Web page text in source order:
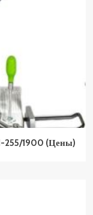
255/1900 (Цены)